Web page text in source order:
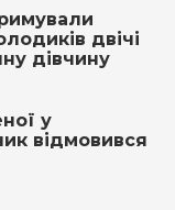
двічі
дівчину
у
відмовився